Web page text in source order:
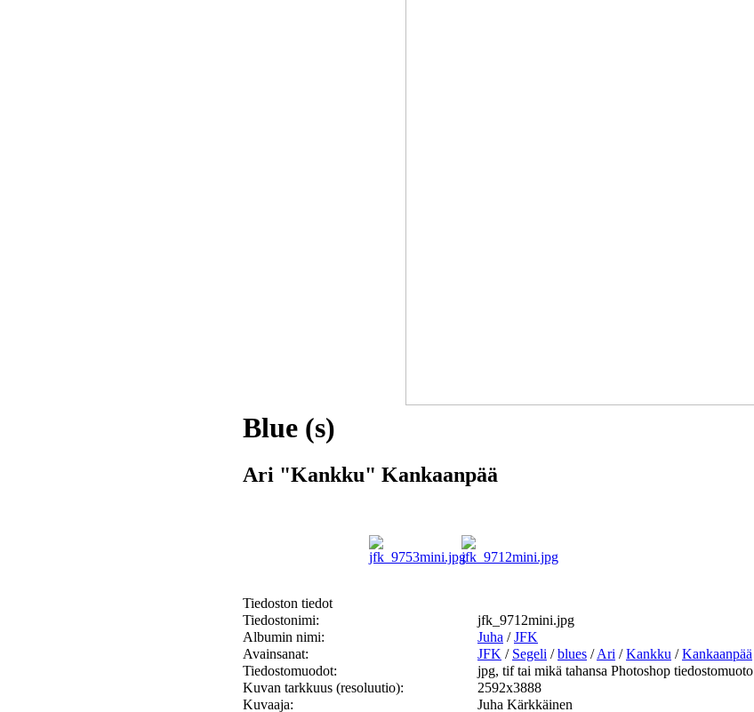
Blue (s)
Ari "Kankku" Kankaanpää
Tiedoston tiedot
Tiedostonimi:
jfk_9712mini.jpg
Albumin nimi:
Juha /JFK
Avainsanat:
JFK / Segeli /blues /Ari /Kankku /Kankaanpää
Tiedostomuodot:
jpg, tif tai mikä tahansa Photoshop tiedostomuoto
Kuvan tarkkuus (resoluutio):
2592x3888
Kuvaaja:
Juha Kärkkäinen